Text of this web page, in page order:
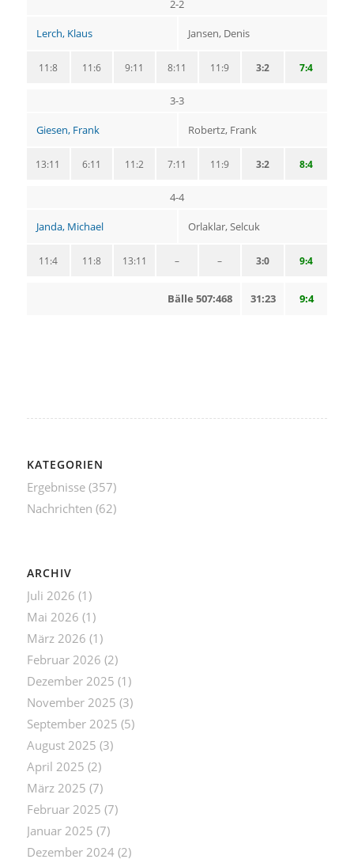
2-2
Lerch, Klaus Jansen, Denis
7:4
3:2
11:9
8:11
9:11
11:6
11:8
3-3
Giesen, Frank Robertz, Frank
8:4
3:2
11:9
7:11
11:2
6:11
13:11
4-4
Janda, Michael Orlaklar, Selcuk
9:4
3:0
–
–
13:11
11:8
11:4
9:4
31:23
Bälle 507:468
KATEGORIEN
Ergebnisse(357)
Nachrichten (62)
ARCHIV
Juli 2026 (1)
Mai 2026 (1)
März 2026 (1)
Februar 2026 (2)
Dezember 2025 (1)
November 2025 (3)
September 2025 (5)
August 2025 (3)
April 2025 (2)
März 2025 (7)
Februar 2025 (7)
Januar 2025 (7)
Dezember 2024(2)